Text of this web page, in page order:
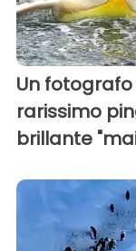
Un
rarissimo
brillante